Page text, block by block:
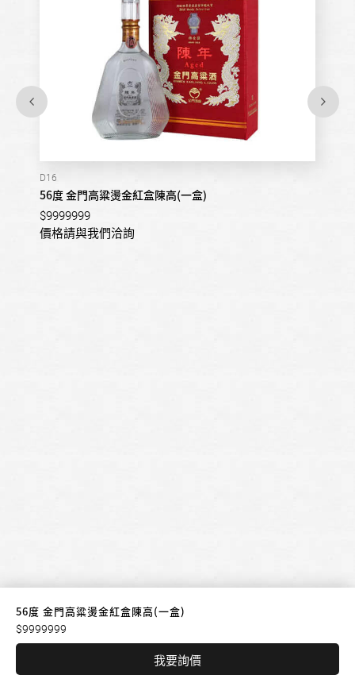
56度 金門高粱燙金紅盒陳高(一盒)
$9999999
我要詢價
D16
56度 金門高粱燙金紅盒陳高(一盒)
$9999999
價格請與我們洽詢